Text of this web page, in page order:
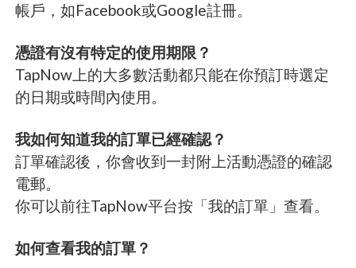
帳戶，如Facebook或Google註冊。
憑證有沒有特定的使用期限？
TapNow上的大多數活動都只能在你預訂時選定
的日期或時間內使用。
我如何知道我的訂單已經確認？
訂單確認後，你會收到一封附上活動憑證的確認
電郵。
你可以前往TapNow平台按「我的訂單」查看。
如何查看我的訂單？